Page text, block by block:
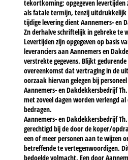
tekortkoming; opgegeven levertijden
als fatale termijn, tenzij uitdrukkelijk
tijdige levering dient Aannemers- en
Zn derhalve schriftelijk in gebreke te
Levertijden zijn opgegeven op basis
leveranciers aan Aannemers en
verstrekte gegevens. Blijkt
overeenkomst dat vertraging in de
oorzaak hiervan gelegen bij
Aannemers- en Dakdekkersbedrijf
met zoveel dagen worden verlengd
bedragen.
Aannemers- en Dakdekkersbedrijf
gerechtigd bij de door de koper/
een of meer personen aan te wijzen
betreffende te vertegenwoordigen.
bedoelde volmacht. Een door